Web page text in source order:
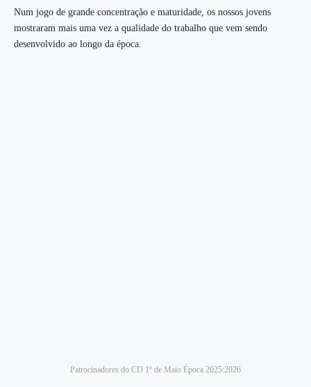
Num jogo de grande concentração e maturidade, os nossos jovens
mostraram mais uma vez a qualidade do trabalho que vem sendo
desenvolvido ao longo da época.
Patrocinadores do CD 1º de Maio Época 2025:2026